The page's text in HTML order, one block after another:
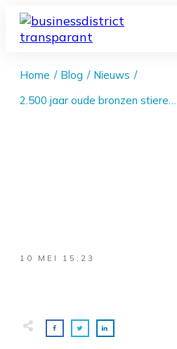
Home / Blog / Nieuws /
2.500 jaar oude bronzen stierenkop op Mallorca — waarde voor antiekmarkt?
10 MEI 15:23